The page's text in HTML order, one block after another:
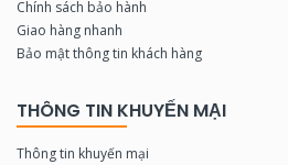
Chính sách bảo hành
Giao hàng nhanh
Bảo mật thông tin khách hàng
THÔNG TIN KHUYẾN MẠI
Thông tin khuyến mại